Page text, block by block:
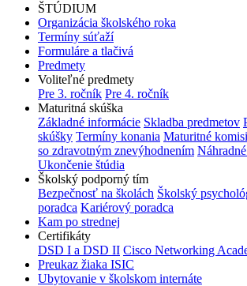
ŠTÚDIUM
Organizácia školského roka
Termíny súťaží
Formuláre a tlačivá
Predmety
Voliteľné predmety
Pre 3. ročník Pre 4. ročník
Maturitná skúška
Základné informácie Skladba predmetov
skúšky Termíny konania Maturitné
so zdravotným znevýhodnením
Ukončenie štúdia
Školský podporný tím
Bezpečnosť na školách Školský
poradca Kariérový poradca
Kam po strednej
Certifikáty
DSD I a DSD II Cisco Networking
Preukaz žiaka ISIC
Ubytovanie v školskom internáte